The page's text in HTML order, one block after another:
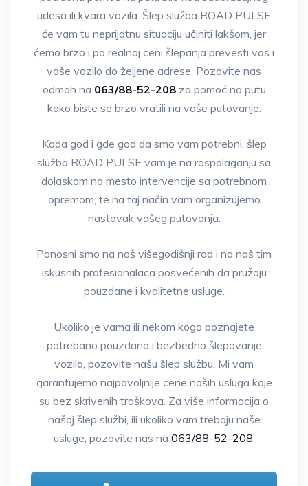
udesa ili kvara vozila. Šlep služba ROAD PULSE
će vam tu neprijatnu situaciju učiniti lakšom, jer
ćemo brzo i po realnoj ceni šlepanja prevesti vas i
vaše vozilo do željene adrese. Pozovite nas
odmah na 063/88-52-208za pomoć na putu
kako biste se brzo vratili na vaše putovanje.
Kada god i gde god da smo vam potrebni, šlep
služba ROAD PULSE vam je na raspolaganju sa
dolaskom na mesto intervencije sa potrebnom
opremom, te na taj način vam organizujemo
nastavak vašeg putovanja.
Ponosni smo na naš višegodišnji rad i na naš tim
iskusnih profesionalaca posvećenih da pružaju
pouzdane i kvalitetne usluge.
Ukoliko je vama ili nekom koga poznajete
potrebano pouzdano i bezbedno šlepovanje
vozila, pozovite našu šlep službu. Mi vam
garantujemo najpovoljnije cene naših usluga koje
su bez skrivenih troškova. Za više informacija o
našoj šlep službi, ili ukoliko vam trebaju naše
usluge, pozovite nas na 063/88-52-208.